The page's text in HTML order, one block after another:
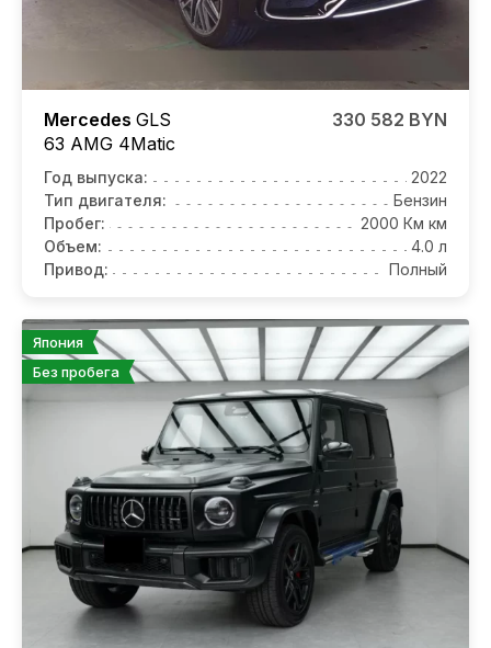
Mercedes GLS
63 AMG 4Matic
330 582 BYN
Год выпуска:
2022
Тип двигателя:
Бензин
Пробег:
2000 Км км
Объем:
4.0 л
Привод:
Полный
Япония
Без пробега